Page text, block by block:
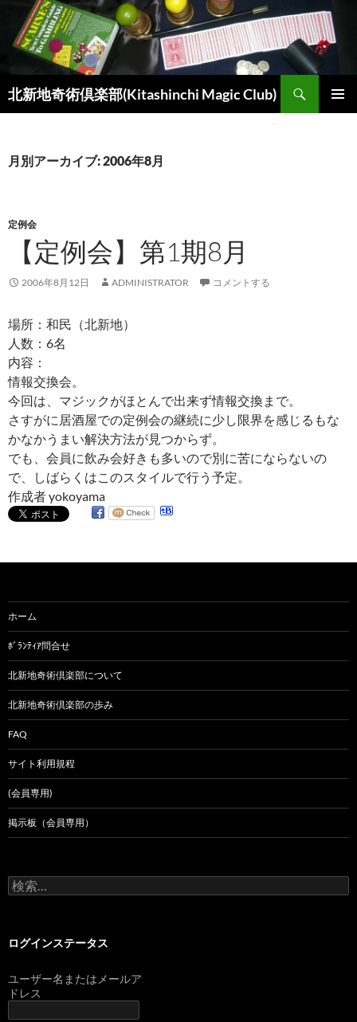
へ
ッ
北新地奇術倶楽部(Kitashinchi Magic Club)
検
索
月別アーカイブ: 2006年8月
定例会
【定例会】第1期8月
2006年8月12日 ADMINISTRATOR コメントする
場所：和民（北新地）
人数：6名
内容：
情報交換会。
今回は、マジックがほとんで出来ず情報交換まで。
さすがに居酒屋での定例会の継続に少し限界を感じるもな
かなかうまい解決方法が見つからず。
でも、会員に飲み会好きも多いので別に苦にならないの
で、しばらくはこのスタイルで行う予定。
作成者 yokoyama
ホーム
ﾎﾞﾗﾝﾃｨｱ問合せ
北新地奇術倶楽部について
北新地奇術倶楽部の歩み
FAQ
サイト利用規程
(会員専用)
掲示板（会員専用）
検
索:
ログインステータス
ユーザー名またはメールア
ドレス